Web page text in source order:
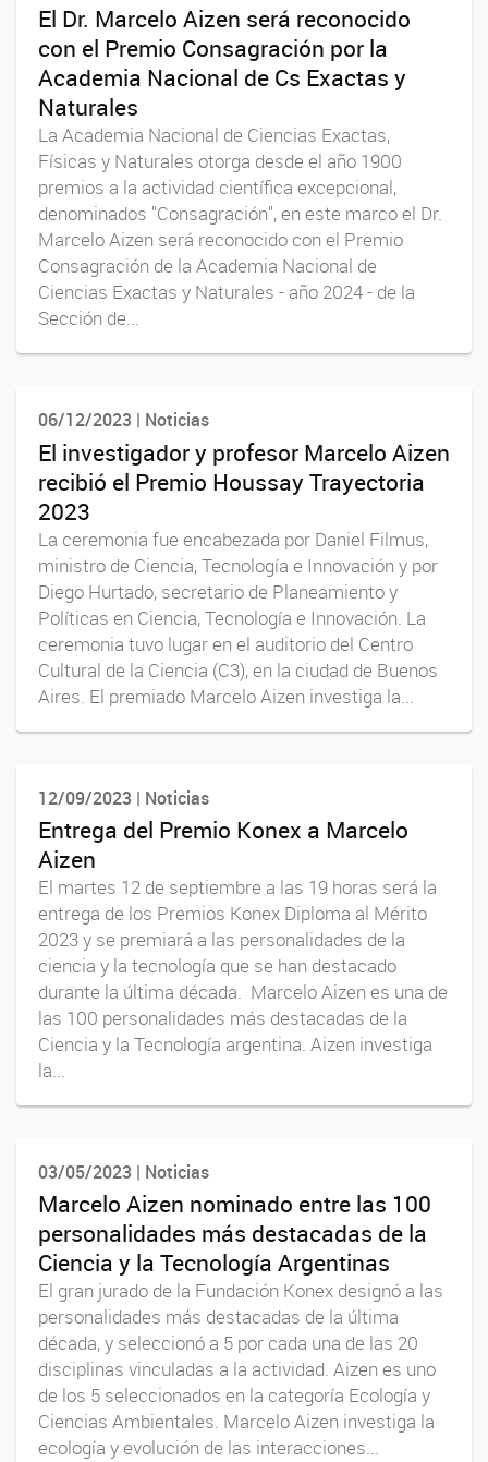
El Dr. Marcelo Aizen será reconocido
con el Premio Consagración por la
Academia Nacional de Cs Exactas y
Naturales
La Academia Nacional de Ciencias Exactas,
Físicas y Naturales otorga desde el año 1900
premios a la actividad científica excepcional,
denominados "Consagración", en este marco el Dr.
Marcelo Aizen será reconocido con el Premio
Consagración de la Academia Nacional de
Ciencias Exactas y Naturales - año 2024 - de la
Sección de...
06/12/2023 | Noticias
El investigador y profesor Marcelo Aizen
recibió el Premio Houssay Trayectoria
2023
La ceremonia fue encabezada por Daniel Filmus,
ministro de Ciencia, Tecnología e Innovación y por
Diego Hurtado, secretario de Planeamiento y
Políticas en Ciencia, Tecnología e Innovación. La
ceremonia tuvo lugar en el auditorio del Centro
Cultural de la Ciencia (C3), en la ciudad de Buenos
Aires. El premiado Marcelo Aizen investiga la...
12/09/2023 | Noticias
Entrega del Premio Konex a Marcelo
Aizen
El martes 12 de septiembre a las 19 horas será la
entrega de los Premios Konex Diploma al Mérito
2023 y se premiará a las personalidades de la
ciencia y la tecnología que se han destacado
durante la última década. Marcelo Aizen es una de
las 100 personalidades más destacadas de la
Ciencia y la Tecnología argentina. Aizen investiga
la...
03/05/2023 | Noticias
Marcelo Aizen nominado entre las 100
personalidades más destacadas de la
Ciencia y la Tecnología Argentinas
El gran jurado de la Fundación Konex designó a las
personalidades más destacadas de la última
década, y seleccionó a 5 por cada una de las 20
disciplinas vinculadas a la actividad. Aizen es uno
de los 5 seleccionados en la categoría Ecología y
Ciencias Ambientales. Marcelo Aizen investiga la
ecología y evolución de las interacciones...